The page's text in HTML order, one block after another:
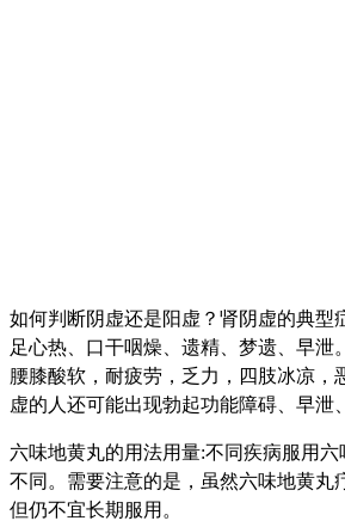
如何判断阴虚还是阳虚？肾阴虚的典型
足心热、口干咽燥、遗精、梦遗、早泄
腰膝酸软，耐疲劳，乏力，四肢冰凉，
虚的人还可能出现勃起功能障碍、早泄
六味地黄丸的用法用量:不同疾病服用
不同。需要注意的是，虽然六味地黄丸
但仍不宜长期服用。